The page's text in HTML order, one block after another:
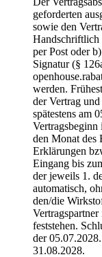
geforderten
sowie den
Handschriftlich
per Post oder
Signatur (§
werden.
der Vertrag
spätestens am
Vertragsbeginn
den Monat des
Erklärungen
Eingang bis
der jeweils 1.
automatisch,
den/die
feststehen.
der
31.08.2028.